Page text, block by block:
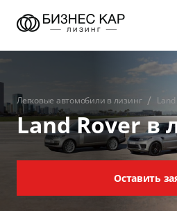
Легковые автомобили в лизинг Land
Land Rover в
Оставить